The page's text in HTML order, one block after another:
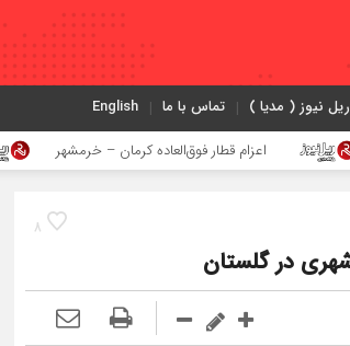
ریل نیوز ( مدیا ) تماس با ما English
اعزام قطار فوق‌العاده کرمان – خرمشهر
8